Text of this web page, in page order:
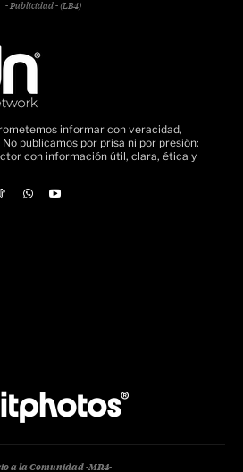
- Publicidad - (LB4)
informar con veracidad,
publicamos por prisa ni por presión:
con información útil, clara, ética y
a la Comunidad -MR4-